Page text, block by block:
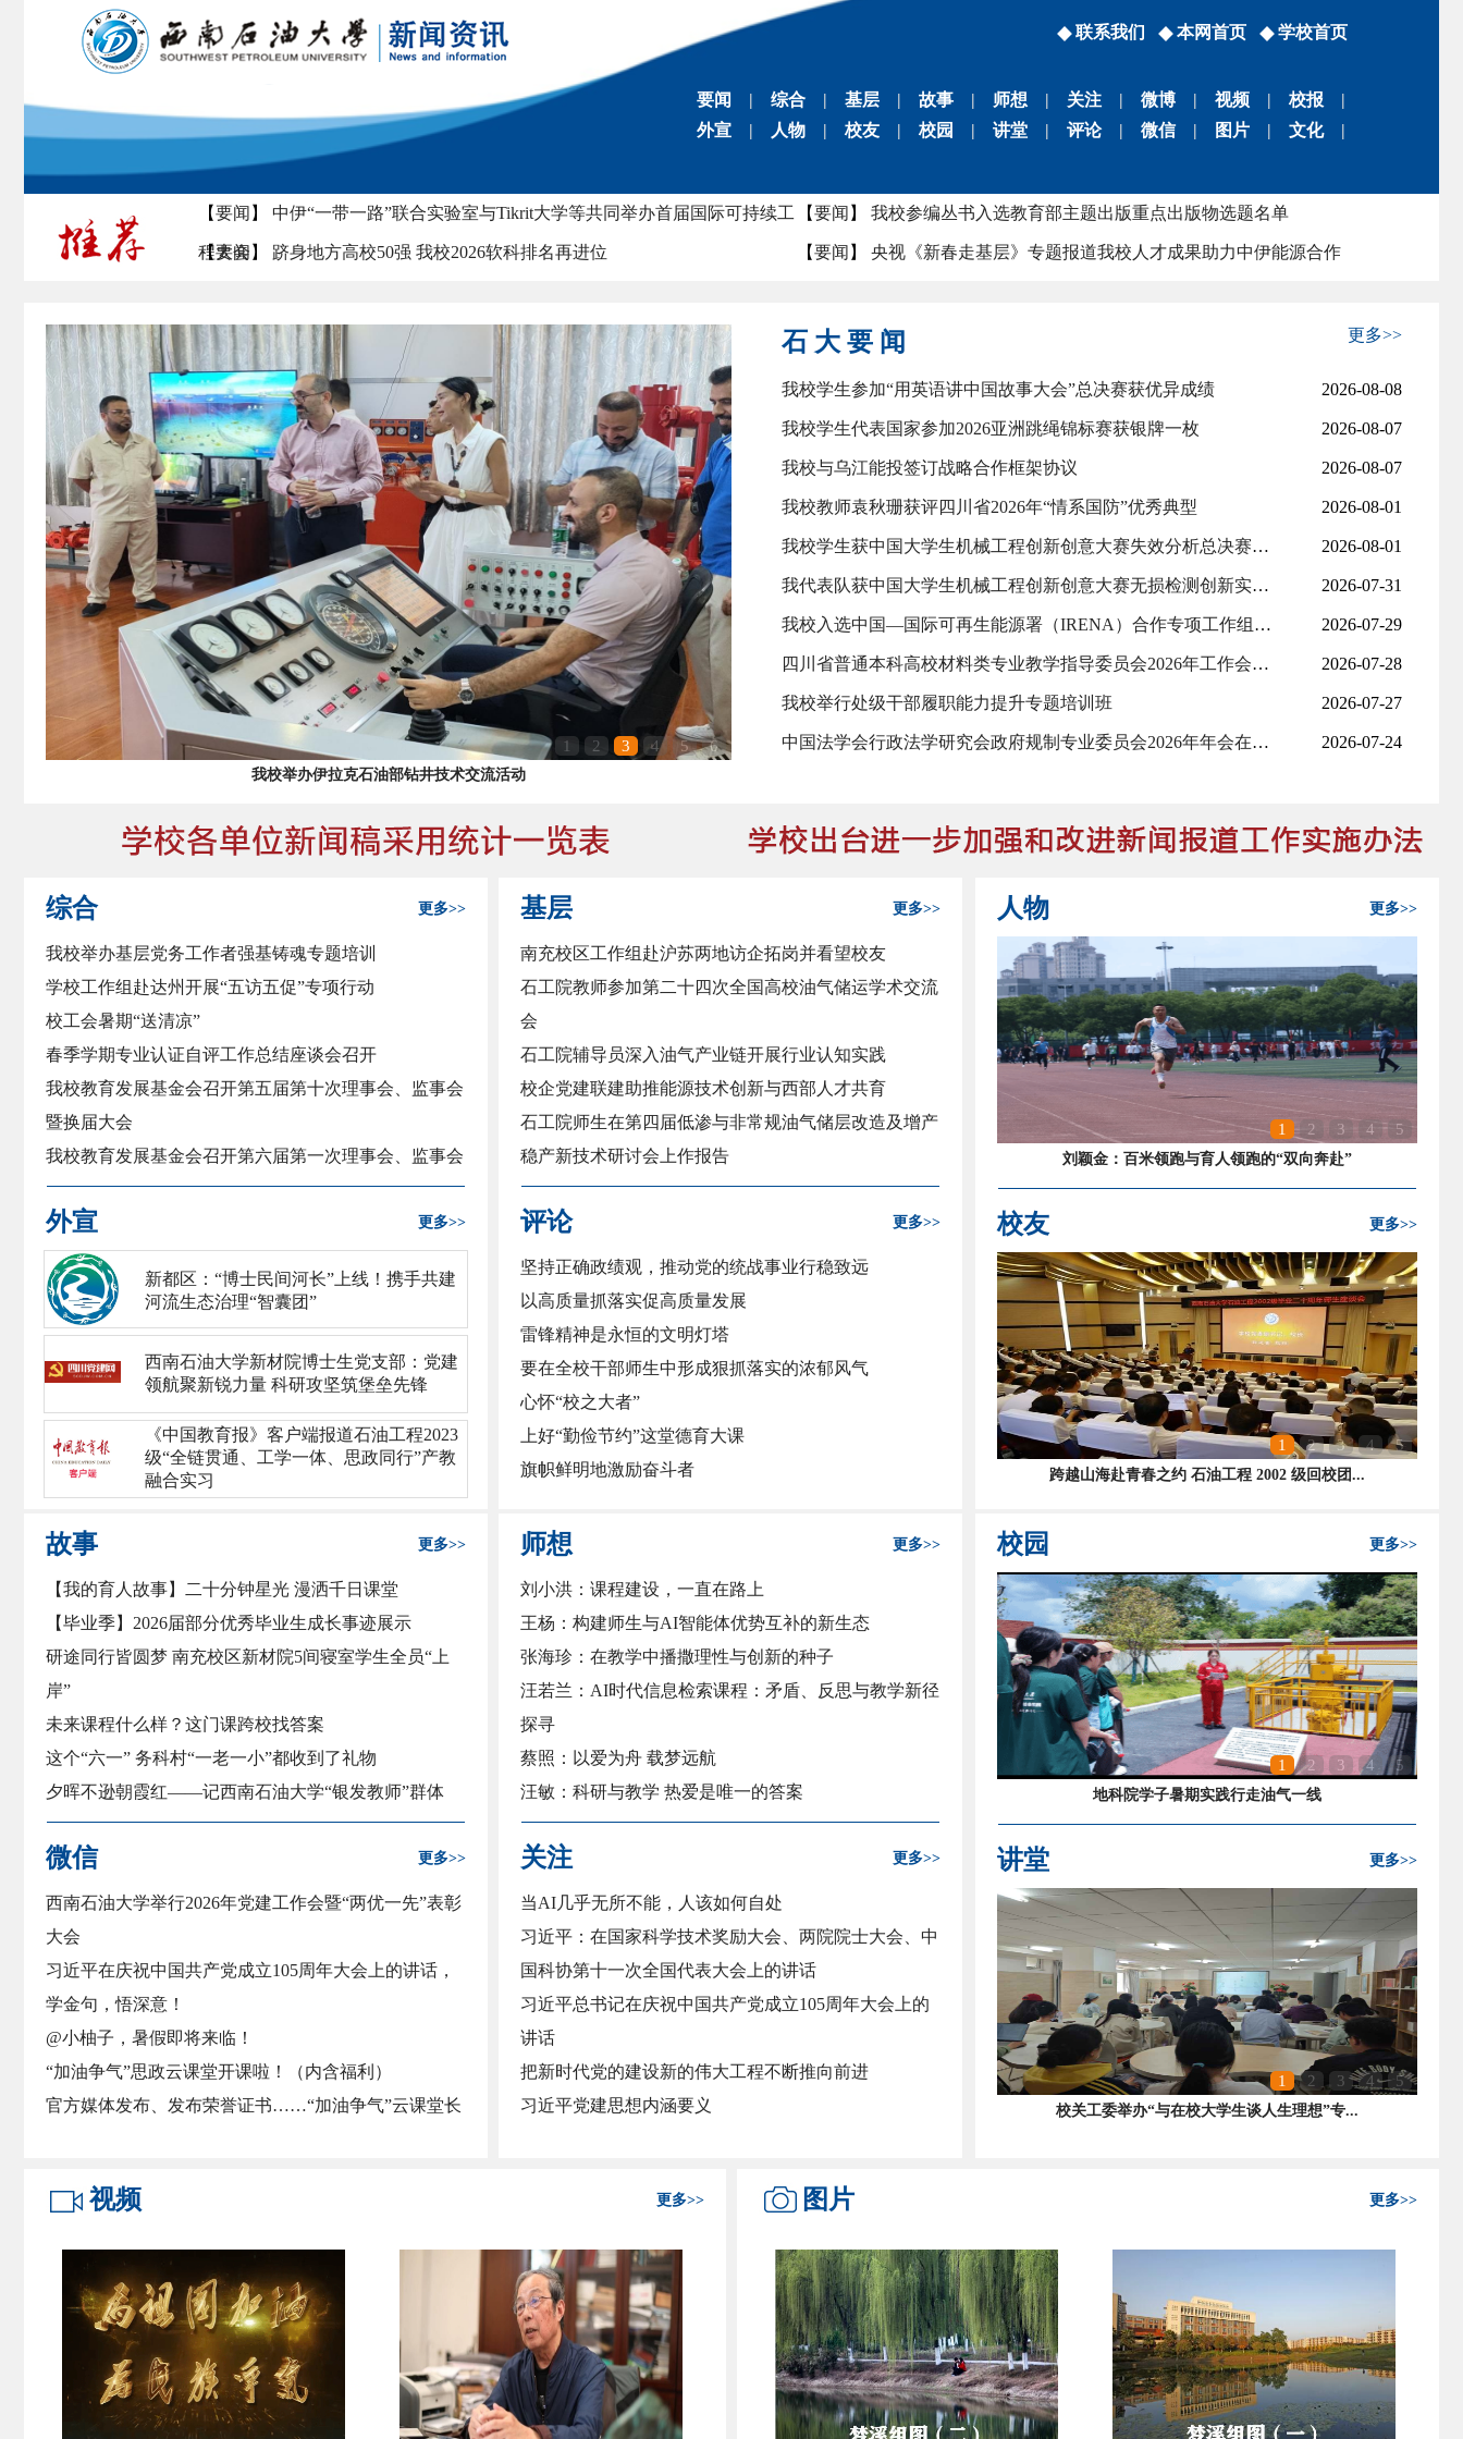
学校首页
本网首页
联系我们
要闻 | 综合 | 基层 | 故事 | 师想 | 关注 | 微博 | 视频 | 校报
|
外宣
| 人物 | 校友 | 校园 | 讲堂 | 评论 | 微信 | 图片 | 文化 |
【要闻
【要闻 】 中伊“一带一路”联合实验室与Tikrit大学等共同举办首届国际可持续工
程大会
【要闻 】 我校参编丛书入选教育部主题出版重点出版物选题名单
【要闻 】 跻身地方高校50强 我校2026软科排名再进位 【要闻 】 央视《新春走基层》专题报道我校人才成果助力中伊能源合作
【视频】马德坤：一颗中国心，让世界用上中国钻头 【 视频】李士伦：70年逐梦，从莫斯科留学生到师爱播种者
【要闻】校领导带队访问中国石化集团 签署战略合作框架协议
【要闻】中伊“一带一路”联合实验室与Tikrit大学等共同举办首届国际可持续工
程大会
【要闻】跻身地方高校50强 我校2026软科排名再进位
【要闻】《Science》旗下综合性子刊发表我校最新研究成果
【视频 马德坤：一颗中国心，让世界用上中国钻头
1 2 3 4 5 6
成都市“人大与青春同行”市级示范活动新都专场在我校举行
石 大 要 闻 更多>>
我校学生参加“用英语讲中国故事大会”总决赛获优异成绩 2026-08-08
我校学生代表国家参加2026亚洲跳绳锦标赛获银牌一枚 2026-08-07
我校与乌江能投签订战略合作框架协议 2026-08-07
我校教师袁秋珊获评四川省2026年“情系国防”优秀典型 2026-08-01
我校学生获中国大学生机械工程创新创意大赛失效分析总决赛一等奖4项 2026-08-01
我代表队获中国大学生机械工程创新创意大赛无损检测创新实践与应用赛一等奖3项 2026-07-31
我校入选中国—国际可再生能源署（IRENA）合作专项工作组成员单位 2026-07-29
四川省普通本科高校材料类专业教学指导委员会2026年工作会议在我校召开 2026-07-28
我校举行处级干部履职能力提升专题培训班 2026-07-27
中国法学会行政法学研究会政府规制专业委员会2026年年会在我校举行 2026-07-24
综合 更多>>
我校举办基层党务工作者强基铸魂专题培训
学校工作组赴达州开展“五访五促”专项行动
校工会暑期“送清凉”
春季学期专业认证自评工作总结座谈会召开
我校教育发展基金会召开第五届第十次理事会、监事会
暨换届大会
我校教育发展基金会召开第六届第一次理事会、监事会
会议
我校在全省第八次高校统战工作联席（扩大）会上作经
验交流
外宣 更多>>
新都区：“博士民间河长”上线！携手共建
河流生态治理“智囊团”
西南石油大学新材院博士生党支部：党建
领航聚新锐力量 科研攻坚筑堡垒先锋
《中国教育报》客户端报道石油工程2023
级“全链贯通、工学一体、思政同行”产教
融合实习
基层 更多>>
南充校区工作组赴沪苏两地访企拓岗并看望校友
石工院教师参加第二十四次全国高校油气储运学术交流
会
石工院辅导员深入油气产业链开展行业认知实践
校企党建联建助推能源技术创新与西部人才共育
石工院师生在第四届低渗与非常规油气储层改造及增产
稳产新技术研讨会上作报告
南充校区开展暑期维修项目专项检查
川大与我校高分子学界同仁开展党支部联学共建活动
评论 更多>>
坚持正确政绩观，推动党的统战事业行稳致远
以高质量抓落实促高质量发展
雷锋精神是永恒的文明灯塔
要在全校干部师生中形成狠抓落实的浓郁风气
心怀“校之大者”
上好“勤俭节约”这堂德育大课
旗帜鲜明地激励奋斗者
人物 更多>>
1 2 3 4 5
刘颖金：百米领跑与育人领跑的“双向奔赴”
校友 更多>>
1 2 3 4 5
跨越山海赴青春之约 石油工程 2002 级回校团...
故事 更多>>
【我的育人故事】二十分钟星光 漫洒千日课堂
【毕业季】2026届部分优秀毕业生成长事迹展示
研途同行皆圆梦 南充校区新材院5间寝室学生全员“上
岸”
未来课程什么样？这门课跨校找答案
这个“六一” 务科村“一老一小”都收到了礼物
夕晖不逊朝霞红——记西南石油大学“银发教师”群体
驻村干部唱起枇杷产业经 让村民更有奔头
微信 更多>>
西南石油大学举行2026年党建工作会暨“两优一先”表彰
大会
习近平在庆祝中国共产党成立105周年大会上的讲话，
学金句，悟深意！
@小柚子，暑假即将来临！
“加油争气”思政云课堂开课啦！（内含福利）
官方媒体发布、发布荣誉证书……“加油争气”云课堂长
会
师想 更多>>
刘小洪：课程建设，一直在路上
王杨：构建师生与AI智能体优势互补的新生态
张海珍：在教学中播撒理性与创新的种子
汪若兰：AI时代信息检索课程：矛盾、反思与教学新径
探寻
蔡照：以爱为舟 载梦远航
汪敏：科研与教学 热爱是唯一的答案
周彬：引导和陪伴，师生共同成长之旅
关注 更多>>
当AI几乎无所不能，人该如何自处
习近平：在国家科学技术奖励大会、两院院士大会、中
国科协第十一次全国代表大会上的讲话
习近平总书记在庆祝中国共产党成立105周年大会上的
讲话
把新时代党的建设新的伟大工程不断推向前进
习近平党建思想内涵要义
校园 更多>>
1 2 3 4 5
地科院学子暑期实践行走油气一线
讲堂 更多>>
1 2 3 4 5
校关工委举办“与在校大学生谈人生理想”专...
视频 更多>> 图片 更多>>